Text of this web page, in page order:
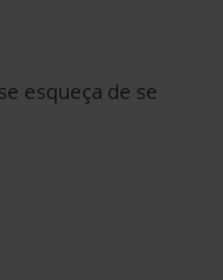
esqueça de se